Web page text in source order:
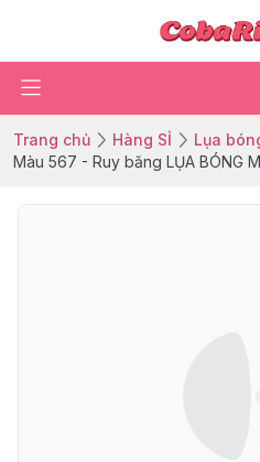
Trang chủ Hàng SỈ
Lụa
Màu 567 - Ruy băng LỤA BÓNG